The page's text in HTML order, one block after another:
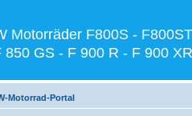
Motorräder F800S -
GS - F 900 R - F 900
Motorrad-Portal